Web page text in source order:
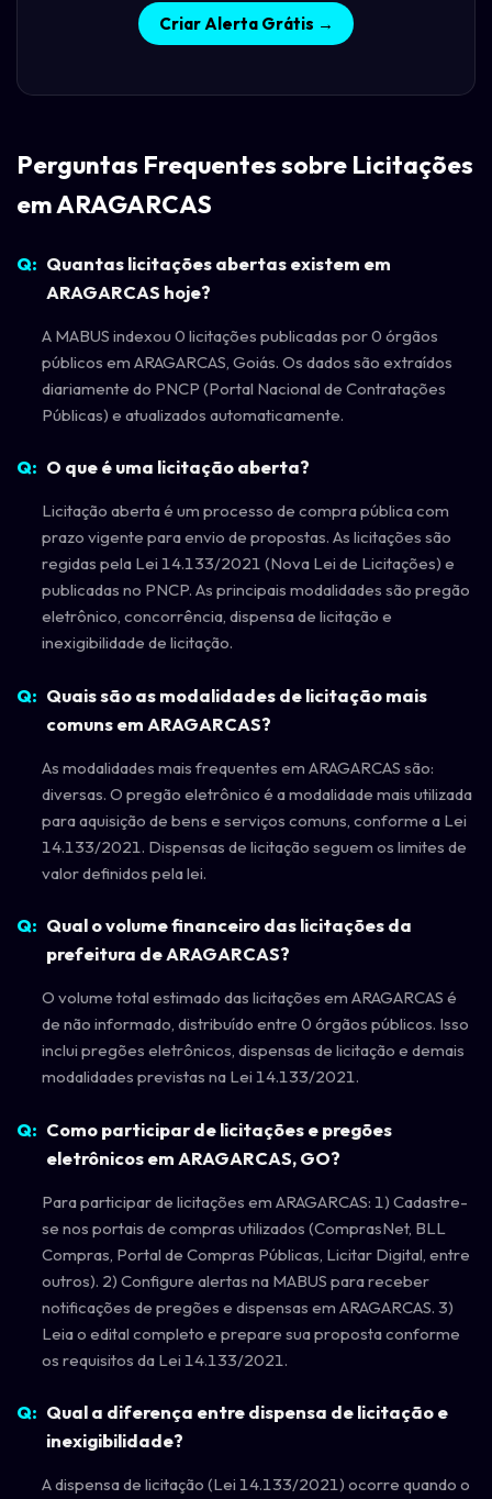
Criar Alerta Grátis →
Perguntas Frequentes sobre Licitações
em ARAGARCAS
Quantas licitações abertas existem em
ARAGARCAS hoje?
A MABUS indexou 0 licitações publicadas por 0 órgãos
públicos em ARAGARCAS, Goiás. Os dados são extraídos
diariamente do PNCP (Portal Nacional de Contratações
Públicas) e atualizados automaticamente.
O que é uma licitação aberta?
Licitação aberta é um processo de compra pública com
prazo vigente para envio de propostas. As licitações são
regidas pela Lei 14.133/2021 (Nova Lei de Licitações) e
publicadas no PNCP. As principais modalidades são pregão
eletrônico, concorrência, dispensa de licitação e
inexigibilidade de licitação.
Quais são as modalidades de licitação mais
comuns em ARAGARCAS?
As modalidades mais frequentes em ARAGARCAS são:
diversas. O pregão eletrônico é a modalidade mais utilizada
para aquisição de bens e serviços comuns, conforme a Lei
14.133/2021. Dispensas de licitação seguem os limites de
valor definidos pela lei.
Qual o volume financeiro das licitações da
prefeitura de ARAGARCAS?
O volume total estimado das licitações em ARAGARCAS é
de não informado, distribuído entre 0 órgãos públicos. Isso
inclui pregões eletrônicos, dispensas de licitação e demais
modalidades previstas na Lei 14.133/2021.
Como participar de licitações e pregões
eletrônicos em ARAGARCAS, GO?
Para participar de licitações em ARAGARCAS: 1) Cadastre-
se nos portais de compras utilizados (ComprasNet, BLL
Compras, Portal de Compras Públicas, Licitar Digital, entre
outros). 2) Configure alertas na MABUS para receber
notificações de pregões e dispensas em ARAGARCAS. 3)
Leia o edital completo e prepare sua proposta conforme
os requisitos da Lei 14.133/2021.
Qual a diferença entre dispensa de licitação e
inexigibilidade?
A dispensa de licitação (Lei 14.133/2021) ocorre quando o